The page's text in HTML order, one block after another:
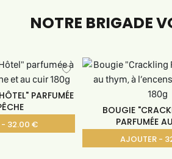
NOTRE BRIGADE
PARFUMÉE
- 32.00 €
BOUGIE
PARFUMÉE
AJOUTER -